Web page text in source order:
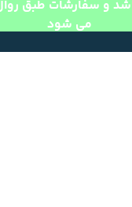
و سفارشات طبق روال
می شود